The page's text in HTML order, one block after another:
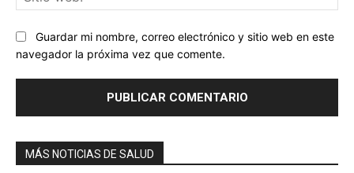
Guardar mi nombre, correo electrónico y sitio web en este
navegador la próxima vez que comente.
MÁS NOTICIAS DE SALUD